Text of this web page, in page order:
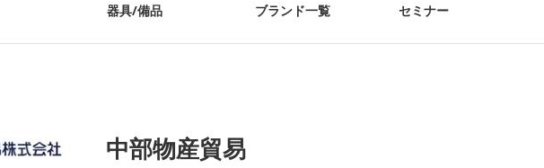
器具/備品 ブランド一覧 セミナー
中部物産貿易